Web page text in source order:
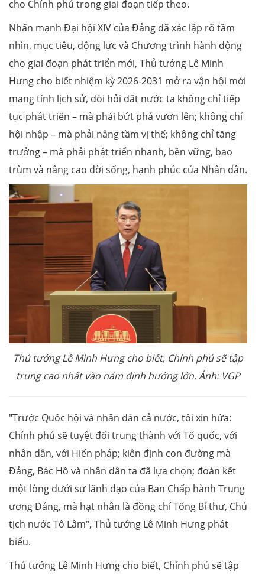
cho Chính phủ trong giai đoạn tiếp theo.
Nhấn mạnh Đại hội XIV của Đảng đã xác lập rõ tầm
nhìn, mục tiêu, động lực và Chương trình hành động
cho giai đoạn phát triển mới, Thủ tướng Lê Minh
Hưng cho biết nhiệm kỳ 2026-2031 mở ra vận hội mới
mang tính lịch sử, đòi hỏi đất nước ta không chỉ tiếp
tục phát triển – mà phải bứt phá vươn lên; không chỉ
hội nhập – mà phải nâng tầm vị thế; không chỉ tăng
trưởng – mà phải phát triển nhanh, bền vững, bao
trùm và nâng cao đời sống, hạnh phúc của Nhân dân.
Thủ tướng Lê Minh Hưng cho biết, Chính phủ sẽ tập
trung cao nhất vào năm định hướng lớn. Ảnh: VGP
"Trước Quốc hội và nhân dân cả nước, tôi xin hứa:
Chính phủ sẽ tuyệt đối trung thành với Tổ quốc, với
nhân dân, với Hiến pháp; kiên định con đường mà
Đảng, Bác Hồ và nhân dân ta đã lựa chọn; đoàn kết
một lòng dưới sự lãnh đạo của Ban Chấp hành Trung
ương Đảng, mà hạt nhân là đồng chí Tổng Bí thư, Chủ
tịch nước Tô Lâm", Thủ tướng Lê Minh Hưng phát
biểu.
Thủ tướng Lê Minh Hưng cho biết, Chính phủ sẽ tập